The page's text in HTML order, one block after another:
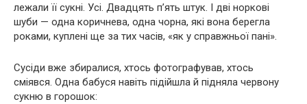
лежали її сукні. Усі. Двадцять п’ять штук. І дві норкові
шуби — одна коричнева, одна чорна, які вона берегла
роками, куплені ще за тих часів, «як у справжньої пані».
Сусіди вже збиралися, хтось фотографував, хтось
сміявся. Одна бабуся навіть підійшла й підняла червону
сукню в горошок: